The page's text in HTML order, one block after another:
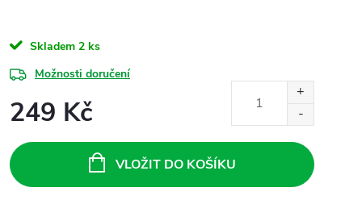
Skladem 2 ks
Možnosti doručení
249 Kč
cena:
VLOŽIT DO KOŠÍKU